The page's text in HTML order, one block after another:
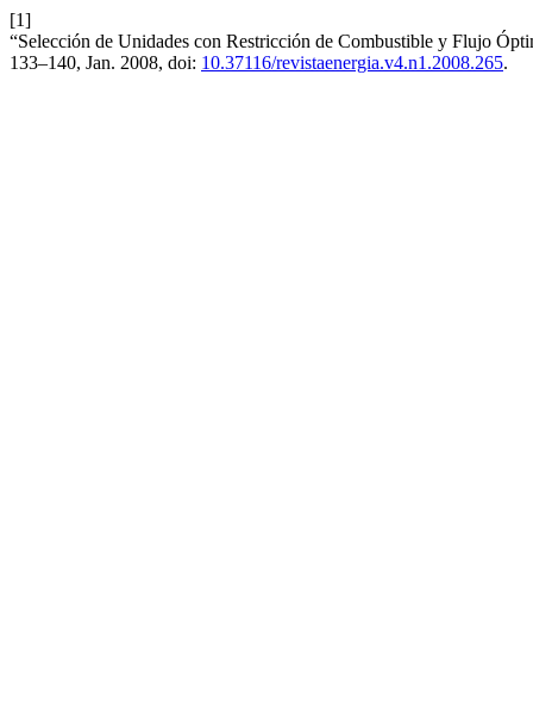
[1]
“Selección de Unidades con Restricción de Combustible y Flujo
133–140, Jan. 2008, doi: 10.37116/revistaenergia.v4.n1.2008.265.